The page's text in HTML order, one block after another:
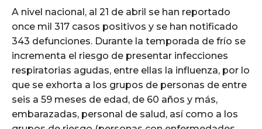
A nivel nacional, al 21 de abril se han reportado
once mil 317 casos positivos y se han notificado
343 defunciones. Durante la temporada de frío se
incrementa el riesgo de presentar infecciones
respiratorias agudas, entre ellas la influenza, por lo
que se exhorta a los grupos de personas de entre
seis a 59 meses de edad, de 60 años y más,
embarazadas, personal de salud, así como a los